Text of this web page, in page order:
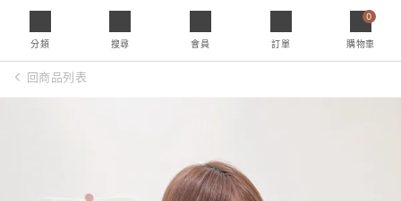
分類 搜尋 會員 訂單
0
購物車
回商品列表